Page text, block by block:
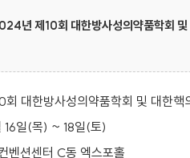
년 제10회 대한방사성의약품학회 및
대한방사성의약품학회 및 대한핵
일(목) ~ 18일(토)
벤션센터 C동 엑스포홀